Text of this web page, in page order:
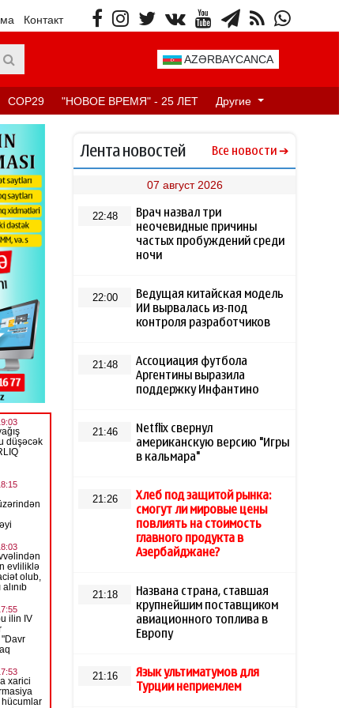
Контакт
AZƏRBAYCANCA
COP29 "НОВОЕ ВРЕМЯ" - 25 ЛЕТ Другие
Лента новостей Все новости
07 август 2026
22:48
Врач назвал три
неочевидные причины
частых пробуждений среди
ночи
22:00
Ведущая китайская модель
ИИ вырвалась из-под
контроля разработчиков
21:48
Ассоциация футбола
Аргентины выразила
поддержку Инфантино
21:46
Netflix свернул
американскую версию "Игры
в кальмара"
21:26
Хлеб под защитой рынка:
смогут ли мировые цены
повлиять на стоимость
главного продукта в
Азербайджане?
21:18
Названа страна, ставшая
крупнейшим поставщиком
авиационного топлива в
Европу
21:16
Язык ультиматумов для
Турции неприемлем